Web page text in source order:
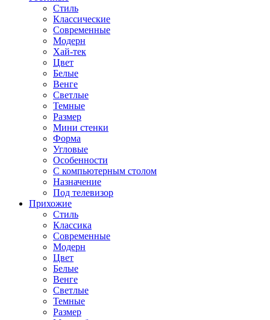
Стиль
Классические
Современные
Модерн
Хай-тек
Цвет
Белые
Венге
Светлые
Темные
Размер
Мини стенки
Форма
Угловые
Особенности
С компьютерным столом
Назначение
Под телевизор
Прихожие
Стиль
Классика
Современные
Модерн
Цвет
Белые
Венге
Светлые
Темные
Размер